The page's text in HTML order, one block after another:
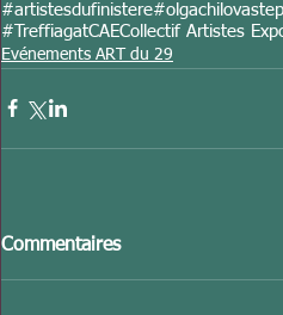
#artistesdufinistere
#TreffiagatCAECollectif Artistes
Evénements ART du 29
Commentaires